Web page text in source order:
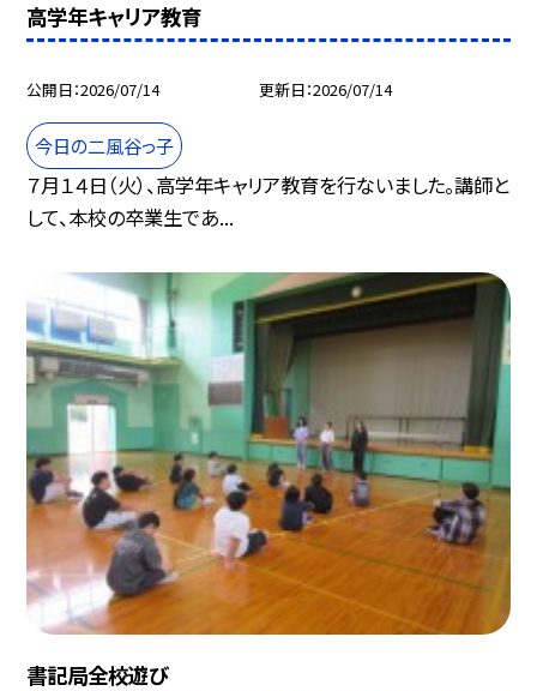
高学年キャリア教育
公開日 2026/07/14 更新日 2026/07/14
今日の二風谷っ子
７月１４日（火）、高学年キャリア教育を行ないました。講師と
して、本校の卒業生であ...
書記局全校遊び